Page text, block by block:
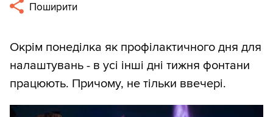
Поширити
Окрім понеділка як профілактичного дня для
налаштувань - в усі інші дні тижня фонтани
працюють. Причому, не тільки ввечері.